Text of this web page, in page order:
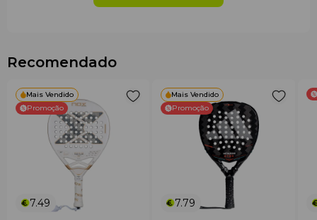
Recomendado
Mais Vendido
Promoção
7.49
Mais Vendido
Promoção
7.79